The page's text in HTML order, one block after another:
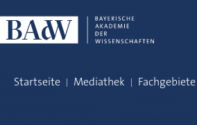
Startseite Mediathek Fachgebiete